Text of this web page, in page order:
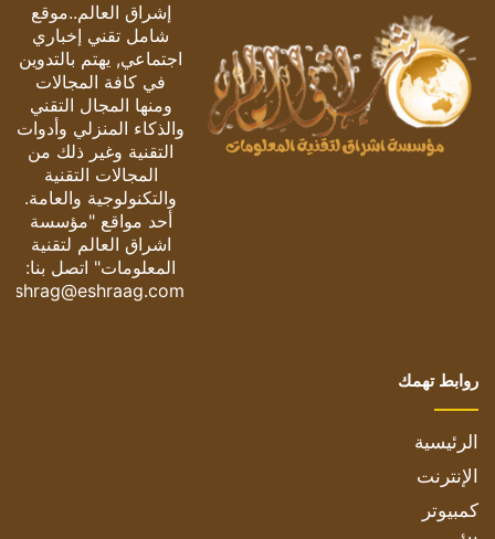
إشراق العالم..موقع
شامل تقني إخباري
اجتماعي, يهتم بالتدوين
في كافة المجالات
ومنها المجال التقني
والذكاء المنزلي وأدوات
التقنية وغير ذلك من
المجالات التقنية
والتكنولوجية والعامة.
أحد مواقع "مؤسسة
اشراق العالم لتقنية
المعلومات" اتصل بنا:
eshrag@eshraag.com
روابط تهمك
الرئيسية
الإنترنت
كمبيوتر